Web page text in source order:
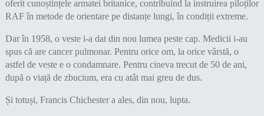
oferit cunoștințele armatei britanice, contribuind la instruirea piloților
RAF în metode de orientare pe distanțe lungi, în condiții extreme.
Dar în 1958, o veste i-a dat din nou lumea peste cap. Medicii i-au
spus că are cancer pulmonar. Pentru orice om, la orice vârstă, o
astfel de veste e o condamnare. Pentru cineva trecut de 50 de ani,
după o viață de zbucium, era cu atât mai greu de dus.
Și totuși, Francis Chichester a ales, din nou, lupta.